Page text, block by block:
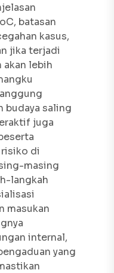
batasan
kasus,
jika terjadi
akan lebih
budaya saling
juga
di
masing
langkah
masukan
internal,
yang